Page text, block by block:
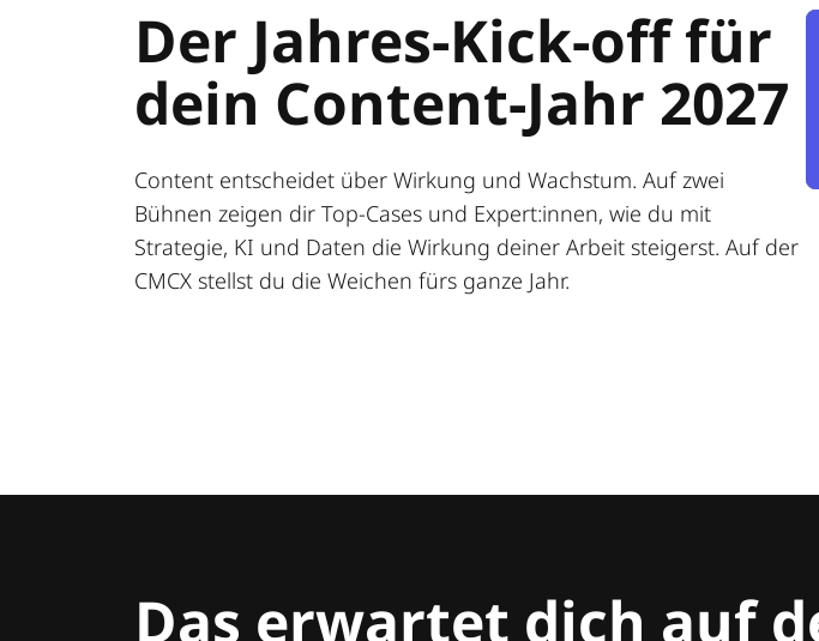
Der Jahres-Kick-off für
dein Content-Jahr 2027
Content entscheidet über Wirkung und Wachstum. Auf zwei
Bühnen zeigen dir Top-Cases und Expert:innen, wie du mit
Strategie, KI und Daten die Wirkung deiner Arbeit steigerst. Auf der
CMCX stellst du die Weichen fürs ganze Jahr.
Das erwartet dich auf